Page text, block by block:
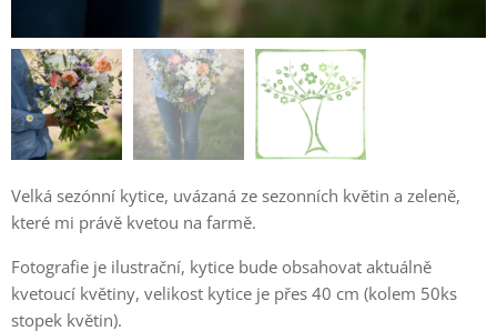
Velká sezónní kytice, uvázaná ze sezonních květin a zeleně,
které mi právě kvetou na farmě.
Fotografie je ilustrační, kytice bude obsahovat aktuálně
kvetoucí květiny, velikost kytice je přes 40 cm (kolem 50ks
stopek květin).